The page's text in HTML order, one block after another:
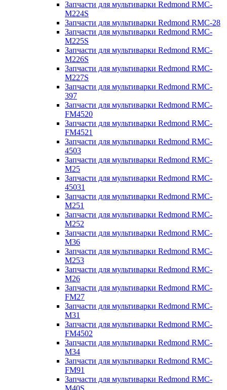
Запчасти для мультиварки Redmond RMC-
M224S
Запчасти для мультиварки Redmond RMC-28
Запчасти для мультиварки Redmond RMC-
M225S
Запчасти для мультиварки Redmond RMC-
M226S
Запчасти для мультиварки Redmond RMC-
M227S
Запчасти для мультиварки Redmond RMC-
397
Запчасти для мультиварки Redmond RMC-
FM4520
Запчасти для мультиварки Redmond RMC-
FM4521
Запчасти для мультиварки Redmond RMC-
4503
Запчасти для мультиварки Redmond RMC-
M25
Запчасти для мультиварки Redmond RMC-
45031
Запчасти для мультиварки Redmond RMC-
M251
Запчасти для мультиварки Redmond RMC-
M252
Запчасти для мультиварки Redmond RMC-
M36
Запчасти для мультиварки Redmond RMC-
M253
Запчасти для мультиварки Redmond RMC-
M26
Запчасти для мультиварки Redmond RMC-
FM27
Запчасти для мультиварки Redmond RMC-
M31
Запчасти для мультиварки Redmond RMC-
FM4502
Запчасти для мультиварки Redmond RMC-
M34
Запчасти для мультиварки Redmond RMC-
FM91
Запчасти для мультиварки Redmond RMC-
M40S